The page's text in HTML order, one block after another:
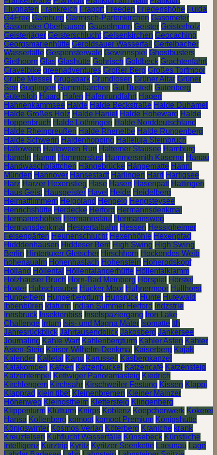
Flughafen Frankreich Fraport Freeden Friedenshöhe Fulda
G4Free Gamburg Garmisch-Partenkirchen Gasometer
Gasometer Oberhausen Gauselmann Geister Geisterholz
Geisterjäger Geisterschlucht Gelsenkirchen Geocaching
Georgsmarienhütte Geroldsauer Wasserfall
Gertelbacher
Wasserfälle Gespensterwald Gewinnspiel Ghostbusters
Giethoorn Glas Glashütte Gohrisch Goldbeck Grachtenfahrt
Gravelbike greenadventures Großer Berg Großes Torfmoor
Grube Messel Grugapark Grundlosen Grüner Altar Grüner
See Güglingen Gummibärchen Gut Bustedt Gutenberg
Gütersloh Haard Hafen Hafenrundfahrt Hagen
Hahnenkammsee Halde Halde Beckstraße Halde Duhamel
Halde Großes Holz Halde Haniel Halde Hoheward Halde
Hoppenbruch Halde Lothringen Halde Norddeutschland
Halde Rheinpreußen Halde Rhenelbe Halde Rungenberg
Halde Schwerin Haldenhopping Halleluja Steinbruch
Halloween Halloween Run Halterner Stausee Hamburg
Hameln Hamm Hammerslust Hammersmith Kaserne Hanau
Handwaschblättchen Hängebrücke Hängematte Hann.
Münden Hannover Hansestadt Harlingen Harrl Hartigsee
Harz Harzer Hexenstieg Hase Hasen Hasenpatt Hattingen
Haus Geist Hausgeister Havel Heide Heidelberg
Heimatflimmern Helgoland Hengelo Hengsteysee
Henrichshütte Herdecke Herford Hermannsdenkmal
Hermannshöhen Hermannslauf Hermannsweg
Hermansdenkmal
Hespertalbahn Hessen Hessigheimer
Felsengärten Heunenschlucht Hexenhöhle Hexenpfad
Hidddenhausen Hiddeser Bent High Swing High Swing
Berlin Hintertuxer Gletscher Hirschhorn Hockendes Weib
hohenaualm Hohenhaslach Hohenstein Hoherodskopf
Holland Höllental Höllentalangerhütte Höllentalklamm
Holzhauser Bruch Horn-Bad Meinberg Hörspiel Hörstel
Höxter Hubschrauber Hücker Moor Hühnermoor Hüllhorst
Hungerberg Hungerbergturm Hunsrück Hunte Hutewald
Ibbenbüren Idaturm Indian Summer Herford
Indzstrie
Innsbruck Insektenbiss Inselspaziergang Iron Lake
Challenge Irrtum Isis- und Magna Mater Isomatte Ith
Jahresrückblick Jahrtausendblick Jakosberg Jankersee
Journaling Kahle Wart Kahlenbergturm Kahler Asten Kahler
Asten-Steig Kaiser-Wilhelm-Denkmal Kaiserberg Kajak
Kalender Kalletal Kanu Karussell
Käsbergkanzel
Katakomben Katzen Katzenbuckel Katzencafé Katzensteig
Katzentempel Kettwiger Panoramasteig Kiedrich
Kirchlengern Kirchsahr Kirschweiler Festung Kissen Klappi
Klapprad klein tibet Kleinenbremen Kleiner Mainzer
Höhenweg Kleinostheim Klettersteig Klingenberg
Klippenturm Klütturm Knirps Koblenz Koepchenwerk Kokerei
Hansa Kollenberg komoot komoot Premium Königshütte
Königswinter Kosmos Verlag Köterberg Kraniche krank
Kreuzfelsen Kuhflucht Wasserfälle Künsebeck Künstliche
Intelligenz Kurztrip Kyritz Kyritzer Seenkette Laeunau Lage